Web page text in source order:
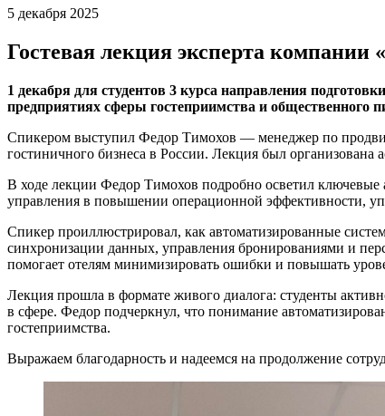
5 декабря 2025
Гостевая лекция эксперта
1 декабря для студентов 3 курса направления
предприятиях сферы гостеприимства и общественного
Спикером выступил Федор Тимохов — менеджер по
гостиничного бизнеса в России. Лекция был организована
В ходе лекции Федор Тимохов подробно осветил ключевые
управления в повышении операционной эффективности,
Спикер проиллюстрировал, как автоматизированные
синхронизации данных, управления бронированиями и
помогает отелям минимизировать ошибки и повышать
Лекция прошла в формате живого диалога: студенты
в сфере. Федор подчеркнул, что понимание
гостеприимства.
Выражаем благодарность и надеемся на продолжение